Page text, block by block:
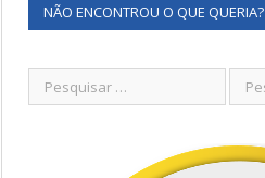
NÃO ENCONTROU O QUE QUERIA?